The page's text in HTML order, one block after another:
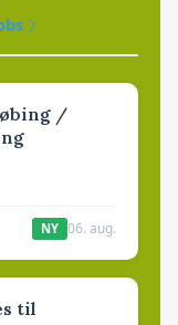
/
NY 06. aug.
til